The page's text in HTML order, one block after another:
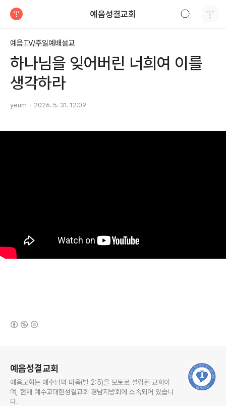
예음성결교회
예음TV/주일예배설교
하나님을 잊어버린 너희여 이를
생각하라
yeum 2026. 5. 31. 12:09
예음성결교회
예음교회는 예수님의 마음(빌 2:5)을 모토로 설립된 교회이
며, 현재 예수교대한성결교회 경남지방회에 소속되어 있습니
다.